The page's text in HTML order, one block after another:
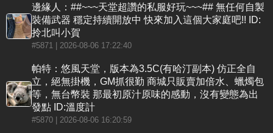
邊緣人：##~~~天堂超讚的私服好玩~~~## 無任何自製
裝備武器 穩定持續開放中 快來加入這個大家庭吧!! ID:
拎北叫小賀
#5871 | 2026-08-06 17:22:40
帕特：悠風天堂，版本為3.5C(有哈汀副本) 仿正全自
立，絕無掛機，GM抓很勤 商城只販賣加倍水、蠟燭包
等，無台幣裝 那最初原汁原味的感動，沒有變態為出
發點 ID:溫度計
#5870 | 2026-08-06 16:20:59